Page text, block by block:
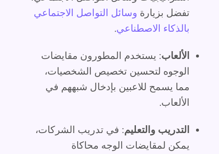
تفضل بزيارة وسائل التواصل الاجتماعي
بالذكاء الاصطناعي.
الألعاب: يستخدم المطورون مقايضات
الوجوه لتحسين تخصيص الشخصيات،
مما يسمح للاعبين بإدخال شبههم في
الألعاب.
التدريب والتعليم: في تدريب الشركات،
يمكن لمقايضات الوجه محاكاة